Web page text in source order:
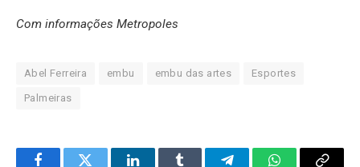
Com informações Metropoles
Abel Ferreira embu embu das artes Esportes
Palmeiras